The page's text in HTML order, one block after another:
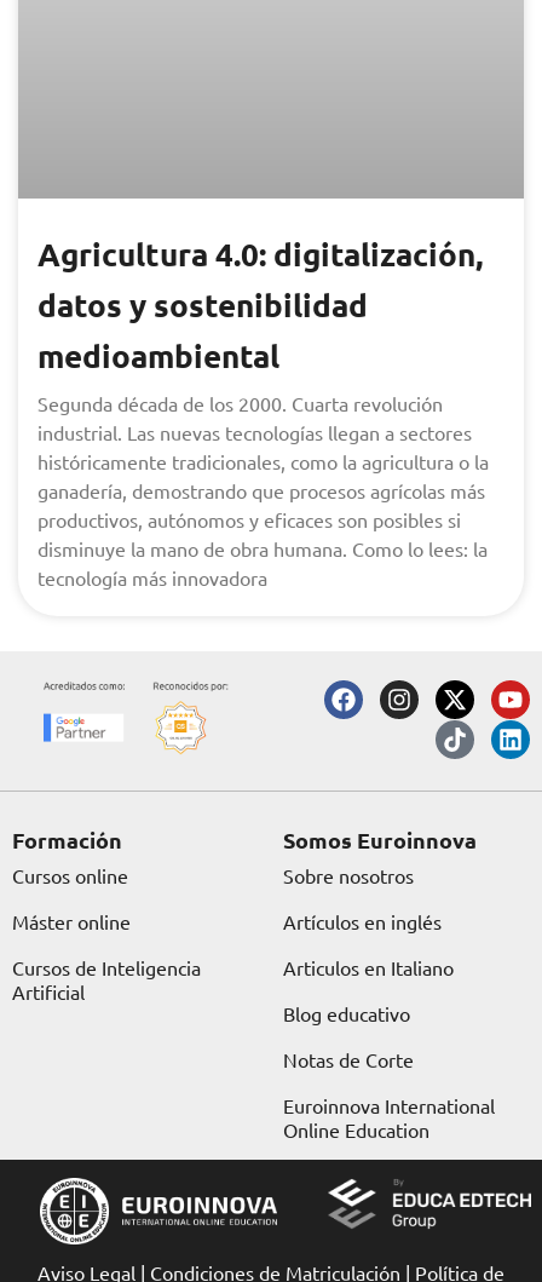
Agricultura 4.0: digitalización,
datos y sostenibilidad
medioambiental
Segunda década de los 2000. Cuarta revolución
industrial. Las nuevas tecnologías llegan a sectores
históricamente tradicionales, como la agricultura o la
ganadería, demostrando que procesos agrícolas más
productivos, autónomos y eficaces son posibles si
disminuye la mano de obra humana. Como lo lees: la
tecnología más innovadora
F
a
b
o
I
n
a
r
m
X
-
t
w
i
t
Y
o
u
t
u
T
i
k
t
o
L
i
n
k
e
Formación
Cursos online
Máster online
Cursos de Inteligencia
Artificial
Somos Euroinnova
Sobre nosotros
Artículos en inglés
Articulos en Italiano
Blog educativo
Notas de Corte
Euroinnova International
Online Education
Aviso Legal | Condiciones de Matriculación | Política de